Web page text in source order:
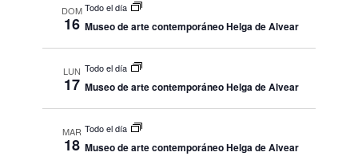
DOM
16
Todo el día
Museo de arte contemporáneo Helga de Alvear
LUN
17
Todo el día
Museo de arte contemporáneo Helga de Alvear
MAR
18
Todo el día
Museo de arte contemporáneo Helga de Alvear